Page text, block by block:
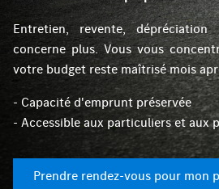
Entretien, revente,
concerne plus. Vous vous
votre budget reste maîtrisé mois
- Capacité d'emprunt préservée
- Accessible aux particuliers et aux
Prendre rendez-vous pour mon